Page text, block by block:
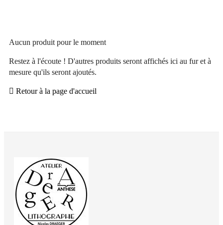
Aucun produit pour le moment
Restez à l'écoute ! D'autres produits seront affichés ici au fur et à
mesure qu'ils seront ajoutés.
 Retour à la page d'accueil